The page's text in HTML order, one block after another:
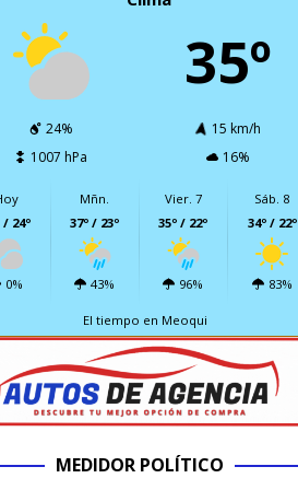
35º
24%
15 km/h
1007 hPa
16%
/ 24º
0%
Mñn.
37º / 23º
43%
Vier. 7
35º / 22º
96%
Sáb. 8
34º / 22º
83%
El tiempo en Meoqui
MEDIDOR POLÍTICO